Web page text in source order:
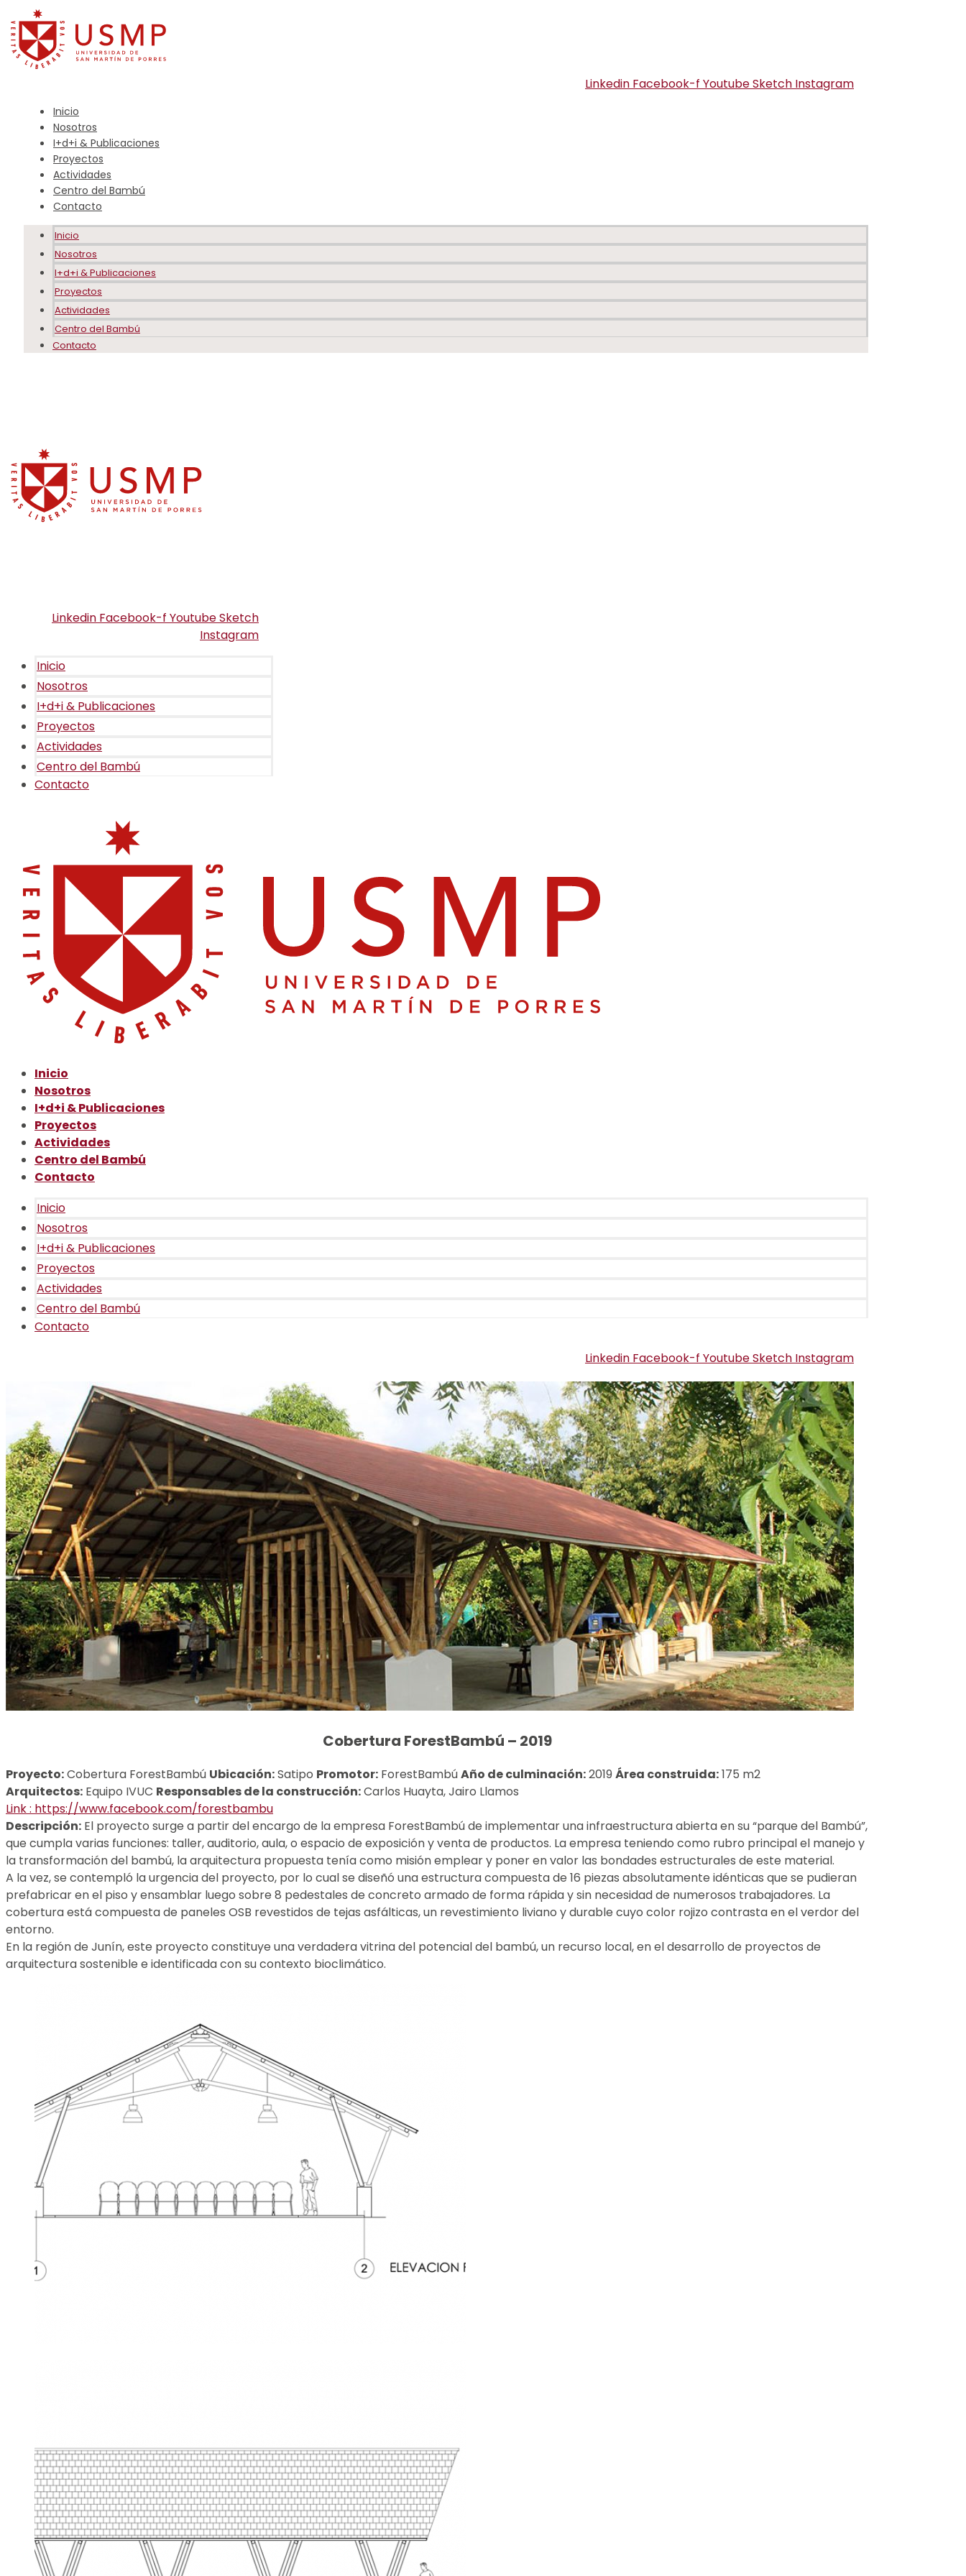
Linkedin Facebook-f YoutubeSketch Instagram
Inicio
Nosotros
I+d+i & Publicaciones
Proyectos
Actividades
Centro del Bambú
Contacto
Inicio
Nosotros
I+d+i & Publicaciones
Proyectos
Actividades
Centro del Bambú
Contacto
Linkedin Facebook-f YoutubeSketch
Instagram
Inicio
Nosotros
I+d+i & Publicaciones
Proyectos
Actividades
Centro del Bambú
Contacto
Inicio
Nosotros
I+d+i & Publicaciones
Proyectos
Actividades
Centro del Bambú
Contacto
Inicio
Nosotros
I+d+i & Publicaciones
Proyectos
Actividades
Centro del Bambú
Contacto
Linkedin Facebook-f YoutubeSketch Instagram
Cobertura ForestBambú – 2019
Proyecto:Cobertura ForestBambú Ubicación:Satipo Promotor: ForestBambúAño de culminación:2019 Área construida:175 m2
Arquitectos: Equipo IVUC Responsables de la construcción:Carlos Huayta, Jairo Llamos
Link : https://www.facebook.com/forestbambu
Descripción: El proyecto surge a partir del encargo de la empresa ForestBambú de implementar una infraestructura abierta en su “parque del Bambú”,
que cumpla varias funciones: taller, auditorio, aula, o espacio de exposición y venta de productos. La empresa teniendo como rubro principal el manejo y
la transformación del bambú, la arquitectura propuesta tenía como misión emplear y poner en valor las bondades estructurales de este material.
A la vez, se contempló la urgencia del proyecto, por lo cual se diseñó una estructura compuesta de 16 piezas absolutamente idénticas que se pudieran
prefabricar en el piso y ensamblar luego sobre 8 pedestales de concreto armado de forma rápida y sin necesidad de numerosos trabajadores. La
cobertura está compuesta de paneles OSB revestidos de tejas asfálticas, un revestimiento liviano y durable cuyo color rojizo contrasta en el verdor del
entorno.
En la región de Junín, este proyecto constituye una verdadera vitrina del potencial del bambú, un recurso local, en el desarrollo de proyectos de
arquitectura sostenible e identificada con su contexto bioclimático.